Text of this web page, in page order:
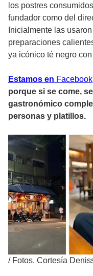
los postres
fundador como del
Inicialmente las
preparaciones
ya icónico té negro
Estamos en Facebook
porque si se come,
gastronómico
personas y platillos.
/ Fotos. Cortesía